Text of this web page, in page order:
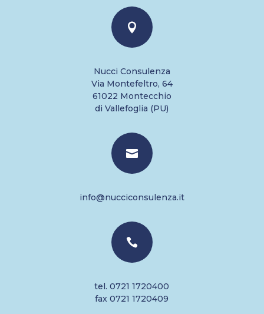

Nucci Consulenza
Via Montefeltro, 64
61022 Montecchio
di Vallefoglia (PU)

info@nucciconsulenza.it

tel. 0721 1720400
fax 0721 1720409